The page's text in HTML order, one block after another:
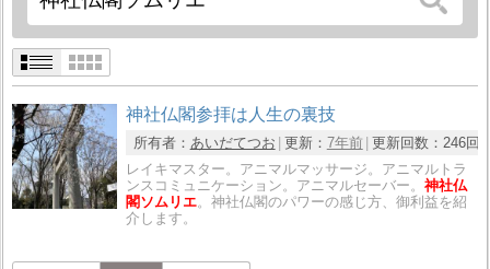
神社仏閣参拝は人生の裏技
所有者： あいだてつお 更新： 7年前 更新回数： 246回
レイキマスター。アニマルマッサージ。アニマルトラ
ンスコミュニケーション。アニマルセーバー。神社仏
閣ソムリエ。神社仏閣のパワーの感じ方、御利益を紹
介します。